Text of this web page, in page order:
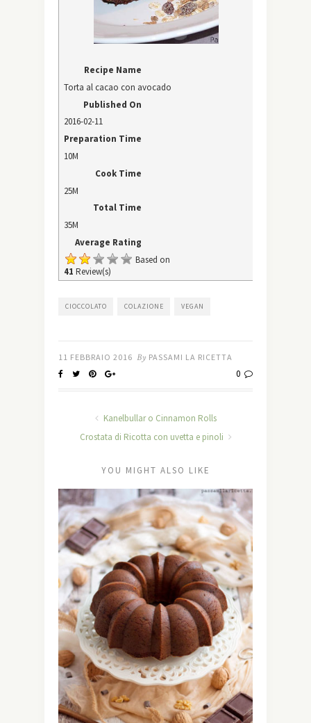
Recipe Name
Torta al cacao con avocado
Published On
2016-02-11
Preparation Time
10M
Cook Time
25M
Total Time
35M
Average Rating
Based on
41 Review(s)
CIOCCOLATO COLAZIONE VEGAN
11 FEBBRAIO 2016 By PASSAMI LA RICETTA
0
Kanelbullar o Cinnamon Rolls
Crostata di Ricotta con uvetta e pinoli
YOU MIGHT ALSO LIKE